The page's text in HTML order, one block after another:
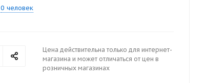
0 человек
Цена действительна только для интернет-
магазина и может отличаться от цен в
розничных магазинах